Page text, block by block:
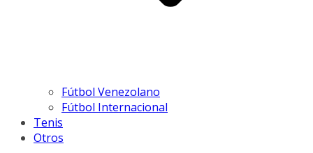
Fútbol Venezolano
Fútbol Internacional
Tenis
Otros